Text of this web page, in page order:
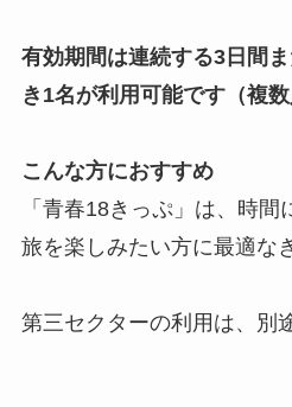
有効期間は連続する3日間
き1名が利用可能です（複数
こんな方におすすめ
「青春18きっぷ」は、時
旅を楽しみたい方に最適な
第三セクターの利用は、別